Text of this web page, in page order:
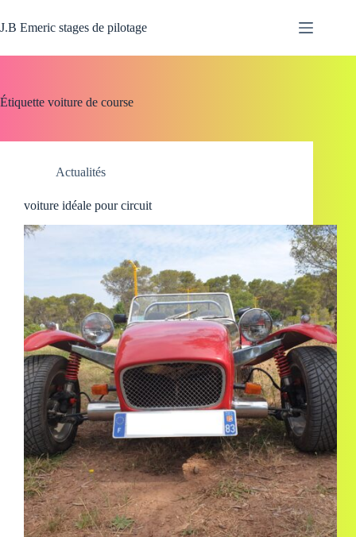
au
contenu
J.B Emeric stages de pilotage
Étiquette voiture de course
Actualités
voiture idéale pour circuit